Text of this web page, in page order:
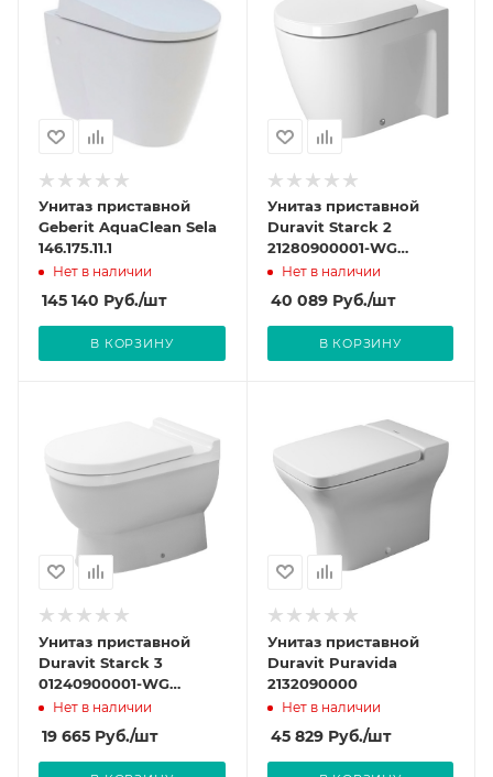
Унитаз приставной
Geberit AquaClean Sela
146.175.11.1
Нет в наличии
145 140 Руб./шт
В КОРЗИНУ
Унитаз приставной
Duravit Starck 2
21280900001-WG
антигрязевое
Нет в наличии
40 089Руб./шт
В КОРЗИНУ
Унитаз приставной
Duravit Starck 3
01240900001-WG
антигрязевое
Нет в наличии
19 665 Руб./шт
Унитаз приставной
Duravit Puravida
2132090000
Нет в наличии
45 829Руб./шт